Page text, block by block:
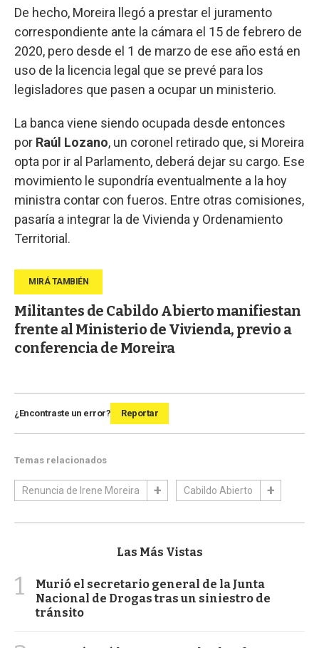
De hecho, Moreira llegó a prestar el juramento
correspondiente ante la cámara el 15 de febrero de
2020, pero desde el 1 de marzo de ese año está en
uso de la licencia legal que se prevé para los
legisladores que pasen a ocupar un ministerio.
La banca viene siendo ocupada desde entonces
por Raúl Lozano, un coronel retirado que, si Moreira
opta por ir al Parlamento, deberá dejar su cargo. Ese
movimiento le supondría eventualmente a la hoy
ministra contar con fueros. Entre otras comisiones,
pasaría a integrar la de Vivienda y Ordenamiento
Territorial.
Militantes de Cabildo Abierto manifiestan
frente al Ministerio de Vivienda, previo a
conferencia de Moreira
¿Encontraste un error? Reportar
Temas relacionados
Renuncia de Irene Moreira Cabildo Abierto
Las Más Vistas
1
Murió el secretario general de la Junta
Nacional de Drogas tras un siniestro de
tránsito